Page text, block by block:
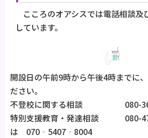
こころのオアシスでは電話相談及
しています。
開設日の午前9時から午後4時までに
ださい。
不登校に関する相談 080-
特別支援教育・発達相談 080-
は 070‐5407‐8004